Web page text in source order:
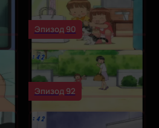
Эпизод 90
Эпизод 92